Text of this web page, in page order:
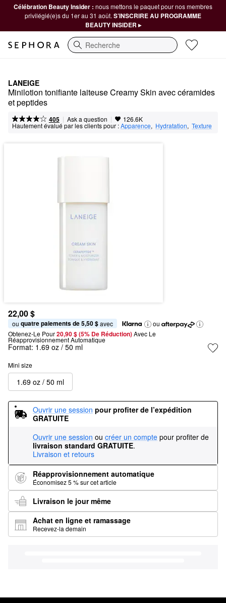
Célébration Beauty Insider : nous mettons le paquet pour nos membres
privilégié(e)s du 1er au 31 août. S’INSCRIRE AU PROGRAMME
BEAUTY INSIDER ▸
Recherche
LANEIGE
Minilotion tonifiante laiteuse Creamy Skin avec céramides
et peptides
405 | Ask a question | 126.6K
Hautement évalué par les clients pour :Apparence, Hydratation, Texture
22,00 $
ou quatre paiements de 5,50 $ avec
ou
Obtenez-Le Pour20,90 $ (5% De Réduction) Avec Le
Réapprovisionnement Automatique
Format: 1.69 oz / 50 ml
Mini size
1.69 oz / 50 ml
Ouvrir une session pour profiter de l’expédition
GRATUITE
Ouvrir une session ou créer un compte pour profiter de
livraison standard GRATUITE.
Livraison et retours
Réapprovisionnement automatique
Économisez 5 % sur cet article
Livraison le jour même
Achat en ligne et ramassage
Recevez-la demain